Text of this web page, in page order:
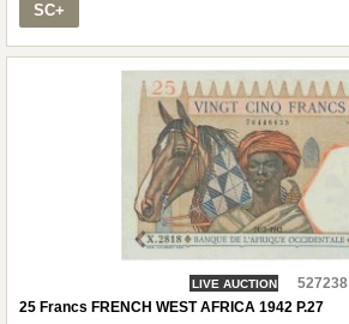
SC+
LIVE AUCTION
527238
25 Francs FRENCH WEST AFRICA 1942 P.27